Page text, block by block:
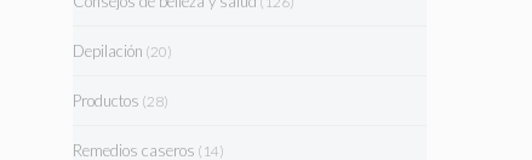
Depilación (20)
Productos (28)
Remedios caseros (14)